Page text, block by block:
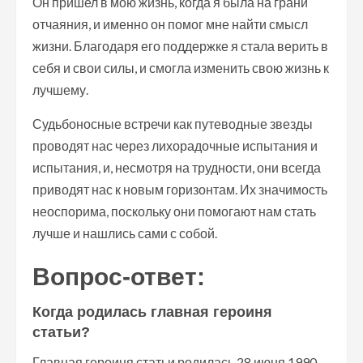
отчаяния, и именно он помог мне найти смысл
жизни. Благодаря его поддержке я стала верить в
себя и свои силы, и смогла изменить свою жизнь к
лучшему.
Судьбоносные встречи как путеводные звезды
проводят нас через лихорадочные испытания и
испытания, и, несмотря на трудности, они всегда
приводят нас к новым горизонтам. Их значимость
неоспорима, поскольку они помогают нам стать
лучше и нашлись сами с собой.
Вопрос-ответ:
Когда родилась главная героиня
статьи?